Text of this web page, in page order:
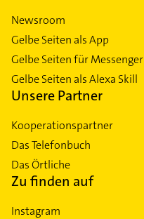
Newsroom
Gelbe Seiten als App
Gelbe Seiten für Messenger
Gelbe Seiten als Alexa Skill
Unsere Partner
Kooperationspartner
Das Telefonbuch
Das Örtliche
Zu finden auf
Instagram